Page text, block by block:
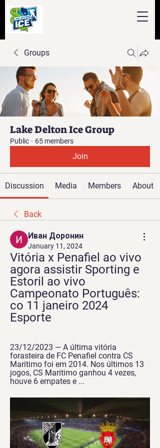
Groups
Lake Delton Ice Group
Public · 65 members
Join
Discussion Media Members About
Back
Иван Доронин
January 11, 2024
Vitória x Penafiel ao vivo
agora assistir Sporting e
Estoril ao vivo
Campeonato Português:
co 11 janeiro 2024
Esporte
23/12/2023 — A última vitória
forasteira de FC Penafiel contra CS
Maritimo foi em 2014. Nos últimos 13
jogos, CS Maritimo ganhou 4 vezes,
houve 6 empates e ...